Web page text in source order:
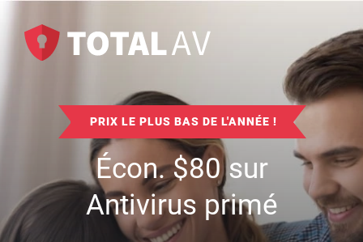
PRIX LE PLUS BAS DE L'ANNÉE !
Écon.$80sur
Antivirus primé